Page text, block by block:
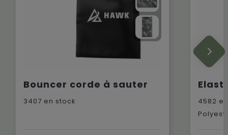
Bouncer corde à sauter
3407 en stock 4582